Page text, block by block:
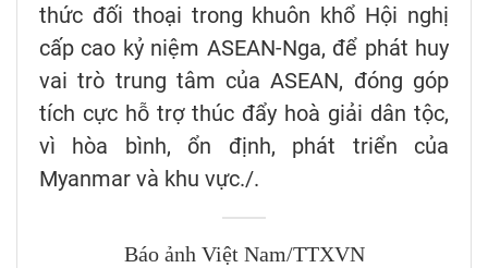
thức đối thoại trong khuôn khổ Hội nghị
cấp cao kỷ niệm ASEAN-Nga, để phát huy
vai trò trung tâm của ASEAN, đóng góp
tích cực hỗ trợ thúc đẩy hoà giải dân tộc,
vì hòa bình, ổn định, phát triển của
Myanmar và khu vực./.
Báo ảnh Việt Nam/TTXVN